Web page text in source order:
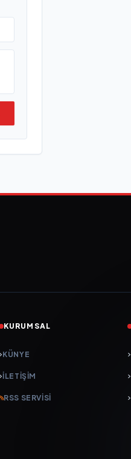
KURUMSAL
KÜNYE
İLETIŞIM
RSS SERVISI